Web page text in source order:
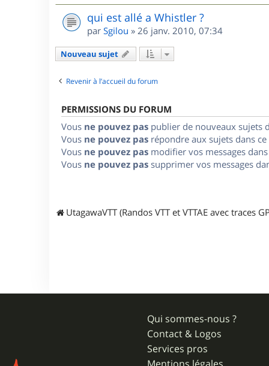
qui est allé a Whistler ?
par Sgilou » 26 janv. 2010, 07:34
Nouveau sujet
Revenir à l’accueil du forum
PERMISSIONS DU FORUM
Vous ne pouvez pas publier de nouveaux sujets
Vous ne pouvez pas répondre aux sujets dans
Vous ne pouvez pas modifier vos messages
Vous ne pouvez pas supprimer vos messages
UtagawaVTT (Randos VTT et VTTAE avec traces
Qui sommes-nous ?
Contact & Logos
Services pros